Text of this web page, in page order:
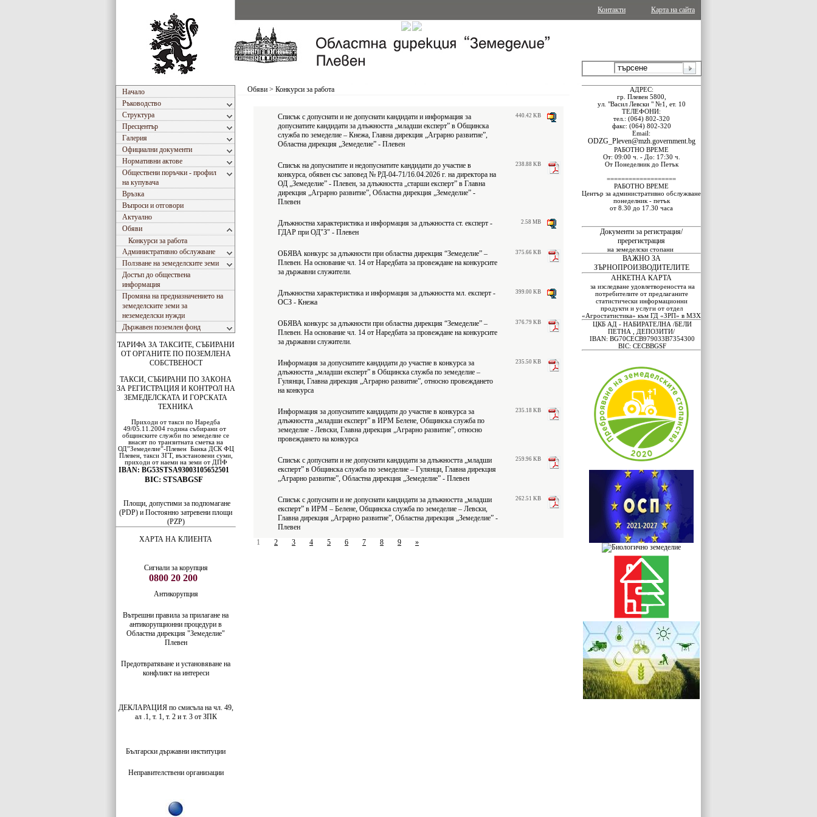
Карта на сайта
Контакти
Начало
Ръководство
Структура
Пресцентър
Галерия
Официални документи
Нормативни актове
Обществени поръчки - профил
на купувача
Връзка
Въпроси и отговори
Актуално
Обяви
Конкурси за работа
Административно обслужване
Ползване на земеделските земи
Достъп до обществена
информация
Промяна на предназначението на
земеделските земи за
неземеделски нужди
Държавен поземлен фонд
ТАРИФА ЗА ТАКСИТЕ, СЪБИРАНИ
ОТ ОРГАНИТЕ ПО ПОЗЕМЛЕНА
СОБСТВЕНОСТ
ТАКСИ, СЪБИРАНИ ПО ЗАКОНА
ЗА РЕГИСТРАЦИЯ И КОНТРОЛ НА
ЗЕМЕДЕЛСКАТА И ГОРСКАТА
ТЕХНИКА
Приходи от такси по Наредба
49/05.11.2004 година събирани от
общинските служби по земеделие се
внасят по транзитната сметка на
ОД”Земеделие”-Плевен Банка ДСКФЦ
Плевен, такси ЗГТ, възстановени суми,
приходи от наеми на земи от ДПФ
IBAN: BG53STSA93003105652501
BIC: STSABGSF
Площи, допустими за подпомагане
(PDP) и Постоянно затревени площи
(PZP)
ХАРТА НА КЛИЕНТА
Сигнали за корупция
0800 20 200
Антикорупция
Вътрешни правила за прилагане на
антикорупционни процедури в
Областна дирекция "Земеделие"
Плевен
Предотвратяване и установяване на
конфликт на интереси
ДЕКЛАРАЦИЯ по смисъла на чл. 49,
ал .1, т. 1, т. 2 и т. 3 от ЗПК
Български държавни институции
Неправителствени организации
Обяви > Конкурси за работа
Списък с допуснати и не допуснати кандидати и информация за
допуснатите кандидати за длъжността „младши експерт” в Общинска
служба по земеделие – Кнежа, Главна дирекция „Аграрно развитие”,
Областна дирекция „Земеделие” - Плевен
440.42 KB
Списък на допуснатите и недопуснатите кандидати до участие в
конкурса, обявен със заповед № РД-04-71/16.04.2026 г. на директора на
ОД „Земеделие” - Плевен, за длъжността „старши експерт” в Главна
дирекция „Аграрно развитие”, Областна дирекция „Земеделие” -
Плевен
238.88 KB
Длъжностна характеристика и информация за длъжността ст. експерт -
ГДАР при ОД"З" - Плевен
2.58 MB
ОБЯВА конкурс за длъжности при областна дирекция “Земеделие” –
Плевен. На основание чл. 14 от Наредбата за провеждане на конкурсите
за държавни служители.
375.66 KB
Длъжностна характеристика и информация за длъжността мл. експерт -
ОСЗ - Кнежа
399.00 KB
ОБЯВА конкурс за длъжности при областна дирекция “Земеделие” –
Плевен. На основание чл. 14 от Наредбата за провеждане на конкурсите
за държавни служители.
376.79 KB
Информация за допуснатите кандидати до участие в конкурса за
длъжността „младши експерт” в Общинска служба по земеделие –
Гулянци, Главна дирекция „Аграрно развитие”, относно провеждането
на конкурса
235.50 KB
Информация за допуснатите кандидати до участие в конкурса за
длъжността „младши експерт” в ИРМ Белене, Общинска служба по
земеделие - Левски, Главна дирекция „Аграрно развитие”, относно
провеждането на конкурса
235.18 KB
Списък с допуснати и не допуснати кандидати за длъжността „младши
експерт” в Общинска служба по земеделие – Гулянци, Главна дирекция
„Аграрно развитие”, Областна дирекция „Земеделие” - Плевен
259.96 KB
Списък с допуснати и не допуснати кандидати за длъжността „младши
експерт” в ИРМ – Белене, Общинска служба по земеделие – Левски,
Главна дирекция „Аграрно развитие”, Областна дирекция „Земеделие” -
Плевен
262.51 KB
1 2 3 4 5 6 7 8 9 »
АДРЕС:
гр. Плевен 5800,
ул. "Васил Левски " №1, ет. 10
ТЕЛЕФОНИ:
тел.: (064) 802-320
факс: (064) 802-320
Email:
ODZG_Pleven@mzh.government.bg
РАБОТНО ВРЕМЕ
От: 09:00 ч. - До: 17:30 ч.
От Понеделник до Петък
===================
РАБОТНО ВРЕМЕ
Център за административно обслужване
понеделник - петък
от 8.30 до 17.30 часа
Документи за регистрация/
пререгистрация
на земеделски стопани
ВАЖНО ЗА
ЗЪРНОПРОИЗВОДИТЕЛИТЕ
АНКЕТНА КАРТА
за изследване удовлетвореността на
потребителите от предлаганите
статистически информационни
продукти и услуги от отдел
«Агростатистика» към ГД «ЗРП» в МЗХ
ЦКБ АД - НАБИРАТЕЛНА /БЕЛИ
ПЕТНА , ДЕПОЗИТИ/
IBAN: BG70CECB979033B7354300
BIC: CECBBGSF